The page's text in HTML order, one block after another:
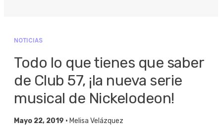
NOTICIAS
Todo lo que tienes que saber
de Club 57, ¡la nueva serie
musical de Nickelodeon!
Mayo 22, 2019 • Melisa Velázquez